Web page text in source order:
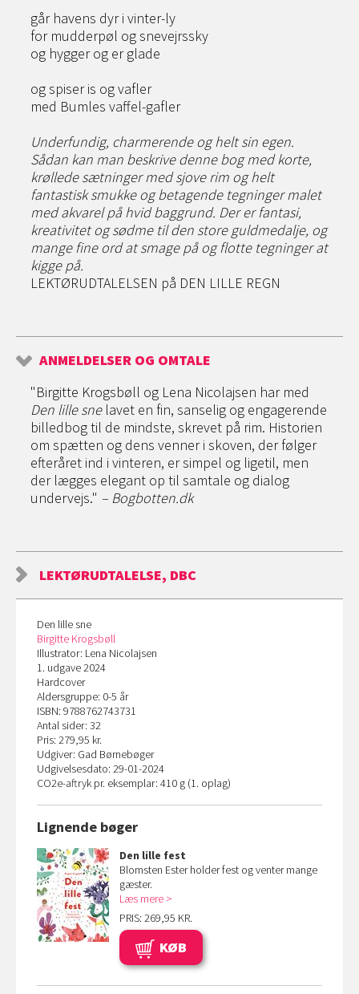
går havens dyr i vinter-ly
for mudderpøl og snevejrssky
og hygger og er glade
og spiser is og vafler
med Bumles vaffel-gafler
Underfundig, charmerende og helt sin egen.
Sådan kan man beskrive denne bog med korte,
krøllede sætninger med sjove rim og helt
fantastisk smukke og betagende tegninger malet
med akvarel på hvid baggrund. Der er fantasi,
kreativitet og sødme til den store guldmedalje, og
mange fine ord at smage på og flotte tegninger at
kigge på.
LEKTØRUDTALELSEN på DEN LILLE REGN
ANMELDELSER OG OMTALE
"Birgitte Krogsbøll og Lena Nicolajsen har med
Den lille snelavet en fin, sanselig og engagerende
billedbog til de mindste, skrevet på rim. Historien
om spætten og dens venner i skoven, der følger
efteråret ind i vinteren, er simpel og ligetil, men
der lægges elegant op til samtale og dialog
undervejs." – Bogbotten.dk
LEKTØRUDTALELSE, DBC
Den lille sne
Birgitte Krogsbøll
Illustrator: Lena Nicolajsen
1. udgave 2024
Hardcover
Aldersgruppe: 0-5 år
ISBN: 9788762743731
Antal sider: 32
Pris: 279,95 kr.
Udgiver: Gad Børnebøger
Udgivelsesdato: 29-01-2024
CO2e-aftryk pr. eksemplar: 410 g (1. oplag)
Lignende bøger
Den lille fest
Blomsten Ester holder fest og venter mange
gæster.
Læs mere
PRIS: 269,95 KR.
KØB